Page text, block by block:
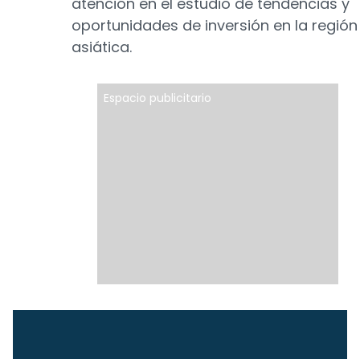
oportunidades de inversión en la región
asiática.
Espacio publicitario